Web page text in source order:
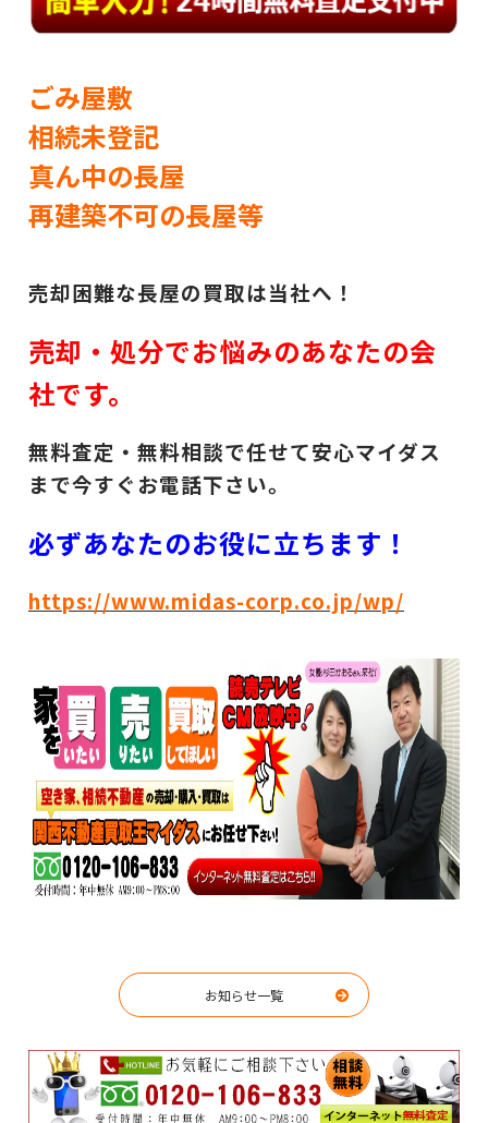
ごみ屋敷
相続未登記
真ん中の長屋
再建築不可の長屋等
売却困難な長屋の買取は当社へ！
売却・処分でお悩みのあなたの会
社です。
無料査定・無料相談で任せて安心マイダス
まで今すぐお電話下さい。
必ずあなたのお役に立ちます！
https://www.midas-corp.co.jp/wp/
お知らせ一覧